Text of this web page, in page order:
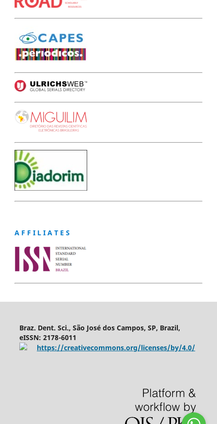
A F F I L I A T E S
Braz. Dent. Sci., São José dos Campos, SP, Brazil,
eISSN: 2178-6011
https://creativecommons.org/licenses/by/4.0/